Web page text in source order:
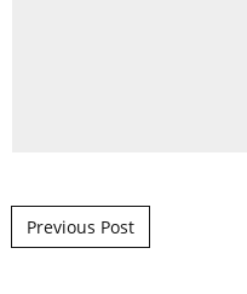
Post navigation
Previous Post